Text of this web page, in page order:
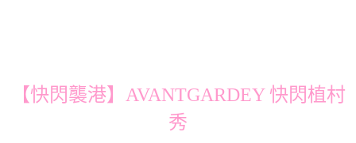
【快閃襲港】AVANTGARDEY 快閃植村
秀